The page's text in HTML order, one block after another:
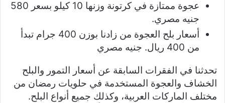
عجوة ممتازة في كرتونة وزنها 10 كيلو بسعر 580
جنيه مصري.
أسعار بلح العجوة من زادنا بوزن 400 جرام تبدأ
من 400 ريال. جنيه مصري
تحدثنا في الفقرات السابقة عن أسعار التمور والبلح
الخشاف والعجوة المستخدمة في حلويات رمضان من
مختلف الماركات العربية، وكذلك جميع أنواع البلح.